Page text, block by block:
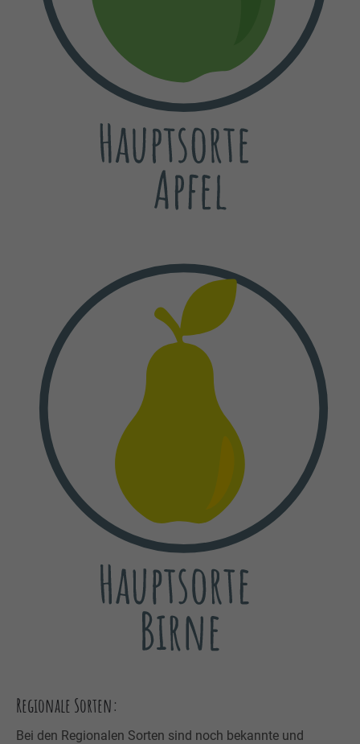
Regionale Sorten:
Bei den Regionalen Sorten sind noch bekannte und